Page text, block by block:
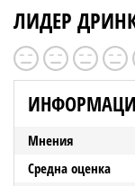
ЛИДЕР
Мнения
Средна оценка